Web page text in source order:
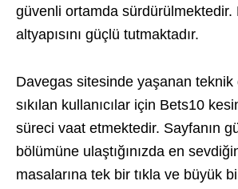
güvenli ortamda sürdürülmektedir.
altyapısını güçlü tutmaktadır.
Davegas sitesinde yaşanan teknik
sıkılan kullanıcılar için Bets10
süreci vaat etmektedir. Sayfanın
bölümüne ulaştığınızda en
masalarına tek bir tıkla ve büyük